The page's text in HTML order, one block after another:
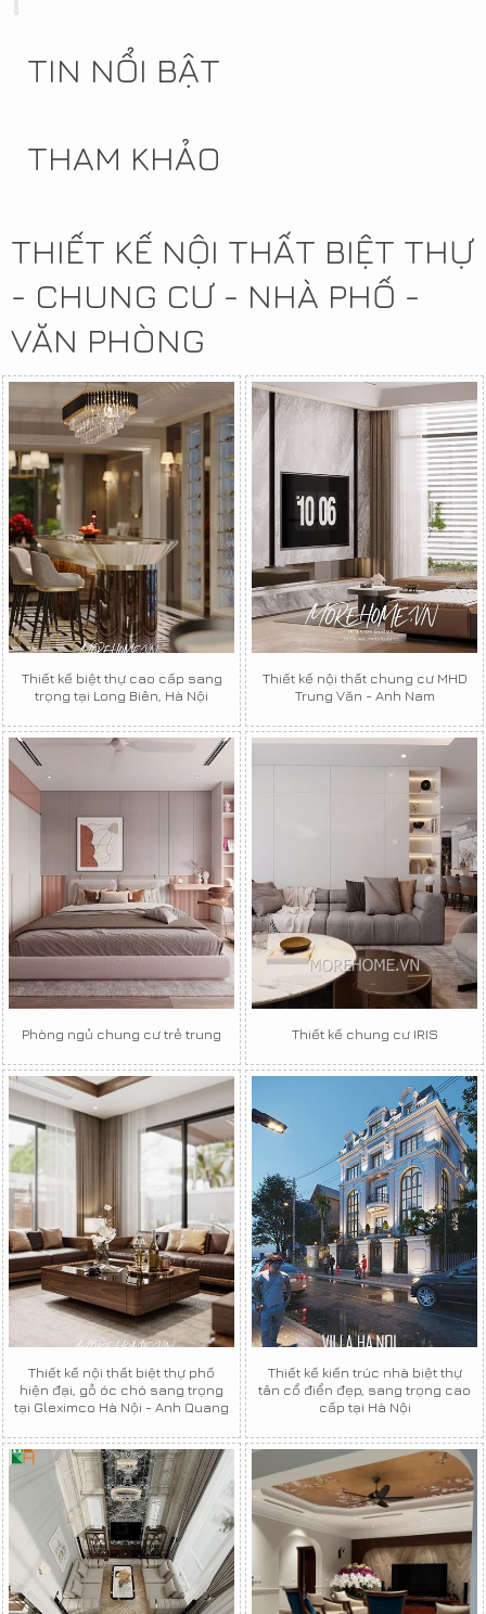
TIN NỔI BẬT
THAM KHẢO
THIẾT KẾ NỘI THẤT BIỆT THỰ
- CHUNG CƯ - NHÀ PHỐ -
VĂN PHÒNG
Thiết kế biệt thự cao cấp sang
trọng tại Long Biên, Hà Nội
Thiết kế nội thất chung cư MHD
Trung Văn - Anh Nam
Phòng ngủ chung cư trẻ trung Thiết kế chung cư IRIS
Thiết kế nội thất biệt thự phố
hiện đại, gỗ óc chó sang trọng
tại Gleximco Hà Nội - Anh Quang
Thiết kế kiến trúc nhà biệt thự
tân cổ điển đẹp, sang trọng cao
cấp tại Hà Nội